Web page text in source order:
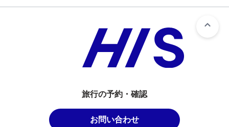
旅行の予約・確認
お問い合わせ